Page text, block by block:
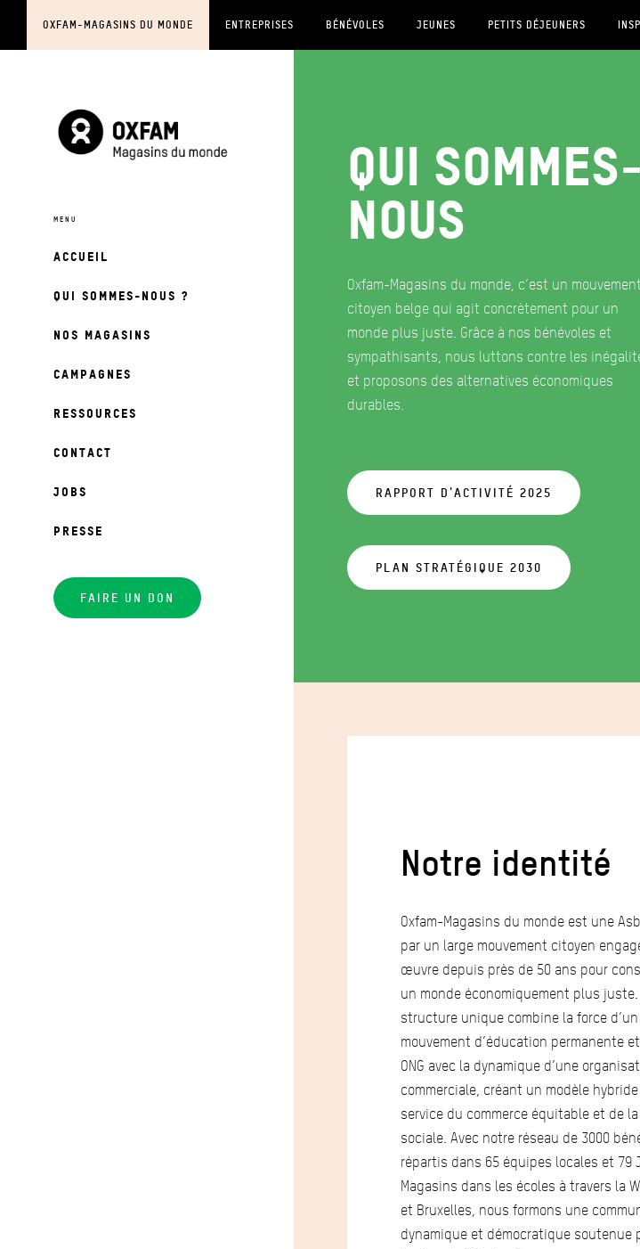
OXFAM-MAGASINS DU MONDE ENTREPRISES BÉNÉVOLES JEUNES PETITS DÉJEUNERS
ACCUEIL
QUI SOMMES-NOUS ?
NOS MAGASINS
CAMPAGNES
RESSOURCES
CONTACT
JOBS
PRESSE
FAIRE UN DON
Qui sommes-
nous
Oxfam-Magasins du monde, c’est un mouvement
citoyen belge qui agit concrètement pour un
monde plus juste. Grâce à nos bénévoles et
sympathisants, nous luttons contre les
et proposons des alternatives économiques
durables.
RAPPORT D'ACTIVITÉ 2025
PLAN STRATÉGIQUE 2030
Notre identité
Oxfam-Magasins du monde est une
par un large mouvement citoyen
œuvre depuis près de 50 ans pour
un monde économiquement plus juste.
structure unique combine la force d’un
mouvement d’éducation permanente
ONG avec la dynamique d’une
commerciale, créant un modèle
service du commerce équitable et de
sociale. Avec notre réseau de 3000
répartis dans 65 équipes locales et 79
Magasins dans les écoles à travers la
et Bruxelles, nous formons une
dynamique et démocratique soutenue